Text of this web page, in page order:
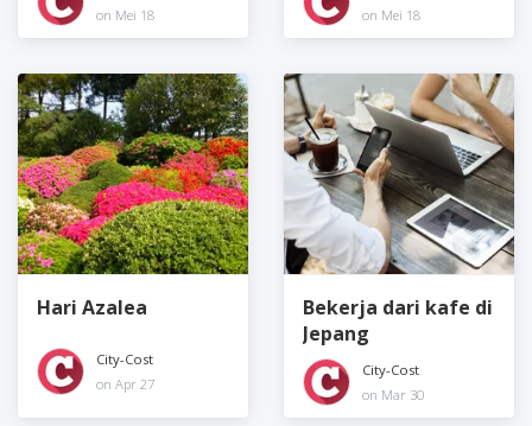
on Mei 18
on Mei 18
Hari Azalea
City-Cost
on Apr 27
Bekerja dari kafe di
Jepang
City-Cost
on Mar 30